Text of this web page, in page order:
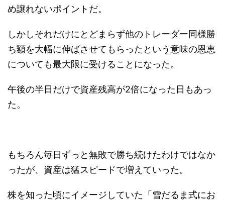
め譲れないポイントだ。
しかしそれだけにとどまらず他のトレーダー同様勝
ち額を大幅に伸ばさせてもらったという意味の恩恵
についても最大限に受けることになった。
午後の半日だけで資産残高が2倍になった日もあっ
た。
もちろん毎日ずっと無敗で勝ち続けたわけではなか
ったが、資産は猛スピードで増えていった。
株を知った頃にイメージしていた「雪だるま式にお